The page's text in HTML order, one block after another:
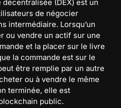
décentralisée (DEX) est un
de négocier
intermédiaire. Lorsqu’un
ou vendre un actif sur une
et la placer sur le livre
la commande est sur le
être remplie par un autre
ou à vendre le même
terminée, elle est
public.